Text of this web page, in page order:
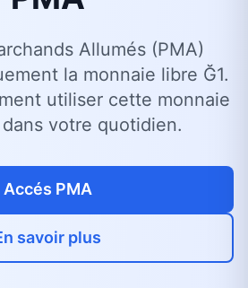
Allumés (PMA)
la monnaie libre Ğ1.
utiliser cette monnaie
votre quotidien.
Accés PMA
savoir plus